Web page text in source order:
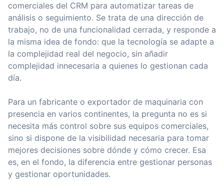
comerciales del CRM para automatizar tareas de
análisis o seguimiento. Se trata de una dirección de
trabajo, no de una funcionalidad cerrada, y responde a
la misma idea de fondo: que la tecnología se adapte a
la complejidad real del negocio, sin añadir
complejidad innecesaria a quienes lo gestionan cada
día.
Para un fabricante o exportador de maquinaria con
presencia en varios continentes, la pregunta no es si
necesita más control sobre sus equipos comerciales,
sino si dispone de la visibilidad necesaria para tomar
mejores decisiones sobre dónde y cómo crecer. Esa
es, en el fondo, la diferencia entre gestionar personas
y gestionar oportunidades.